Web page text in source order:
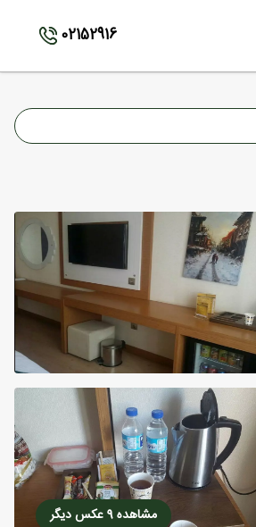
02152916
مشاهده 9 عکس دیگر